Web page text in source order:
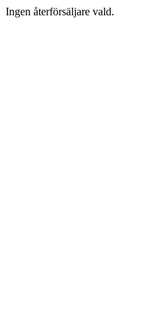
Ingen återförsäljare vald.